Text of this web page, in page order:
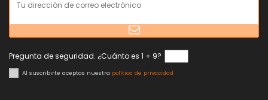
Pregunta de seguridad. ¿Cuánto es 1 + 9?
Al suscribirte aceptas nuestra política de privacidad